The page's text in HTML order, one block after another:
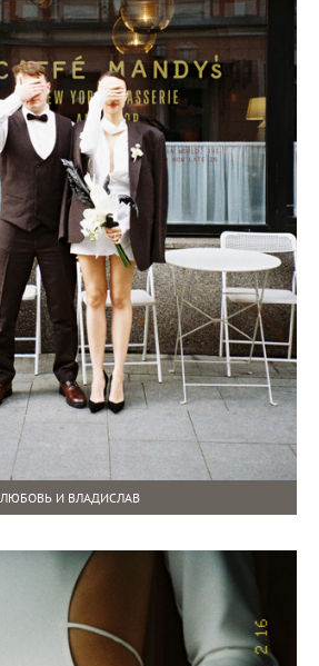
ЛЮБОВЬ И ВЛАДИСЛАВ